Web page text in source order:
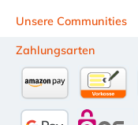
Unsere Communities
Zahlungsarten
Amazon Pay